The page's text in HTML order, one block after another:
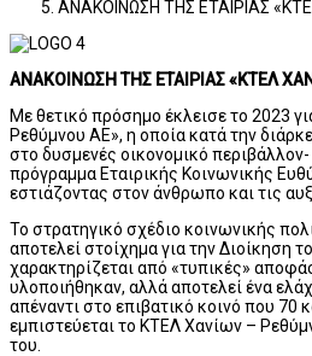
ΑΝΑΚΟΙΝΩΣΗ ΤΗΣ ΕΤΑΙΡΙΑΣ
ΑΝΑΚΟΙΝΩΣΗ ΤΗΣ ΕΤΑΙΡΙΑΣ «ΚΤΕΛ
Με θετικό πρόσημο έκλεισε το 2023
Ρεθύμνου ΑΕ», η οποία κατά την
στο δυσμενές οικονομικό
πρόγραμμα Εταιρικής Κοινωνικής
εστιάζοντας στον άνθρωπο και τις
Το στρατηγικό σχέδιο κοινωνικής
αποτελεί στοίχημα για την Διοίκηση
χαρακτηρίζεται από «τυπικές»
υλοποιήθηκαν, αλλά αποτελεί ένα
απέναντι στο επιβατικό κοινό που 70
εμπιστεύεται το ΚΤΕΛ Χανίων –
του.